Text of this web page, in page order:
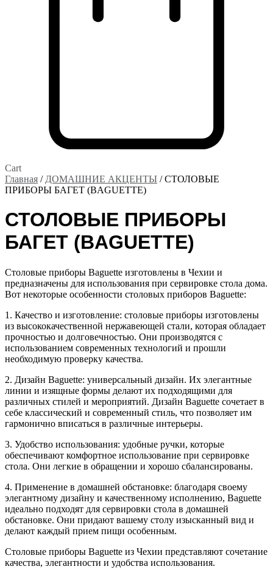
Cart
Главная / ДОМАШНИЕ АКЦЕНТЫ / СТОЛОВЫЕ
ПРИБОРЫ БАГЕТ (BAGUETTE)
СТОЛОВЫЕ ПРИБОРЫ
БАГЕТ (BAGUETTE)
Столовые приборы Baguette изготовлены в Чехии и
предназначены для использования при сервировке стола дома.
Вот некоторые особенности столовых приборов Baguette:
1. Качество и изготовление: столовые приборы изготовлены
из высококачественной нержавеющей стали, которая обладает
прочностью и долговечностью. Они производятся с
использованием современных технологий и прошли
необходимую проверку качества.
2. Дизайн Baguette: универсальный дизайн. Их элегантные
линии и изящные формы делают их подходящими для
различных стилей и мероприятий. Дизайн Baguette сочетает в
себе классический и современный стиль, что позволяет им
гармонично вписаться в различные интерьеры.
3. Удобство использования: удобные ручки, которые
обеспечивают комфортное использование при сервировке
стола. Они легкие в обращении и хорошо сбалансированы.
4. Применение в домашней обстановке: благодаря своему
элегантному дизайну и качественному исполнению, Baguette
идеально подходят для сервировки стола в домашней
обстановке. Они придают вашему столу изысканный вид и
делают каждый прием пищи особенным.
Столовые приборы Baguette из Чехии представляют сочетание
качества, элегантности и удобства использования.